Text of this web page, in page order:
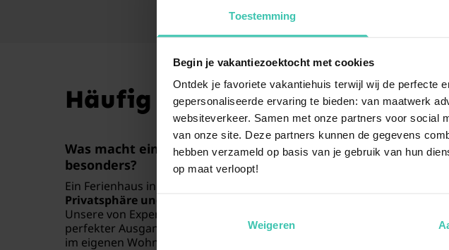
Toestemming
Begin je vakantiezoektocht met cookies
Ontdek je favoriete vakantiehuis terwijl wij de perfecte
gepersonaliseerde ervaring te bieden: van maatwerk
websiteverkeer. Samen met onze partners voor social
van onze site. Deze partners kunnen de gegevens
hebben verzameld op basis van je gebruik van hun
op maat verloopt!
Weigeren
Häufig gestellte Fragen
Was macht einenUrlaub in Panningen in einem Ferienhaus
besonders?
Ein Ferienhaus in Panningen bietet Ihnen die ideale Mischung aus
Privatsphäre und Komfort
Unsere von Experten persönlich besuchten Unterkünfte dienen als
perfekter Ausgangspunkt für Ausflüge in die Natur oder gemütliche
im eigenen Wohnbereich.